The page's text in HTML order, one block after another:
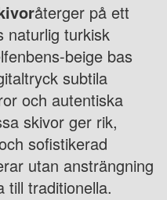
återger på ett
naturlig turkisk
beige bas
subtila
och autentiska
skivor ger rik,
sofistikerad
utan ansträngning
till traditionella.